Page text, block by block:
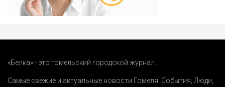
«Белка» - это гомельский городской журнал.
Самые свежие и актуальные новости Гомеля. События Люди